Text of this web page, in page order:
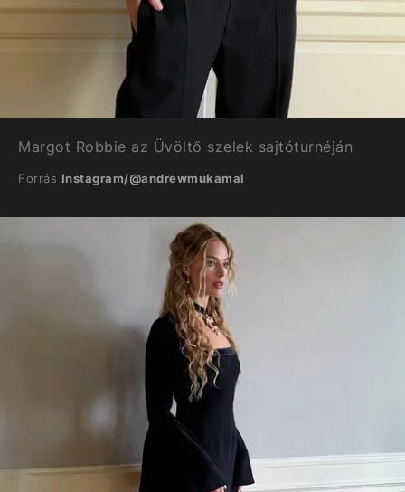
Margot Robbie az Üvöltő szelek sajtóturnéján
Forrás Instagram/@andrewmukamal